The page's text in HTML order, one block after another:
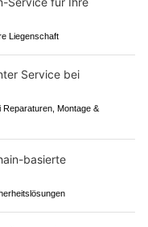
Liegenschaft
Montage &